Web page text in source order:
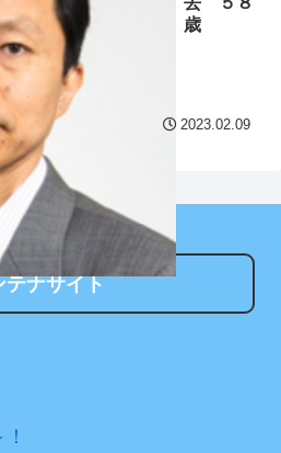
！
ど
Ｗ杯１次Ｌ敗退の韓国 議員
が「なぜ負けたのか？」ソ
ン・フンミン先発落ちは
「監督の報復」
に食品も水もない
ディズニーが「大課金時
代」に突入！アトラクショ
ンパスがどれもこれも1500
円の課金チケに
歳
2023.02.09
テナサイト